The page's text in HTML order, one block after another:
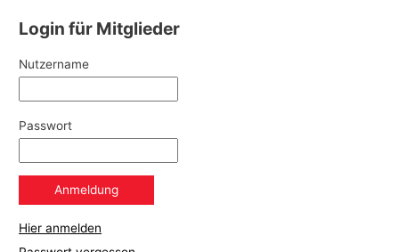
Login für Mitglieder
Nutzername
Passwort
Hier anmelden